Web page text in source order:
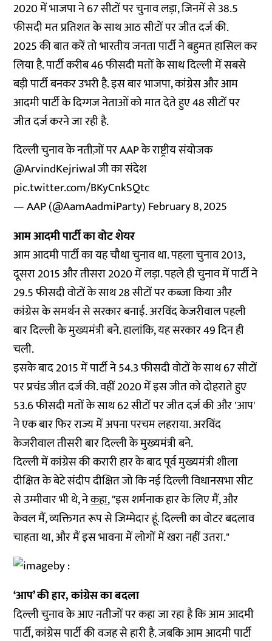
2020 में भाजपा ने 67 सीटों पर चुनाव लड़ा, जिनमें से 38.5
फीसदी मत प्रतिशत के साथ आठ सीटों पर जीत दर्ज की.
2025 की बात करें तो भारतीय जनता पार्टी ने बहुमत हासिल कर
लिया है. पार्टी करीब 46 फीसदी मतों के साथ दिल्ली में सबसे
बड़ी पार्टी बनकर उभरी है. इस बार भाजपा, कांग्रेस और आम
आदमी पार्टी के दिग्गज नेताओं को मात देते हुए 48 सीटों पर
जीत दर्ज करने जा रही है.
दिल्ली चुनाव के नतीज़ों पर AAP के राष्ट्रीय संयोजक
@ArvindKejriwalजी का संदेश
pic.twitter.com/BKyCnkSQtc
— AAP (@AamAadmiParty)February 8, 2025
आम आदमी पार्टी का वोट शेयर
आम आदमी पार्टी का यह चौथा चुनाव था. पहला चुनाव 2013,
दूसरा 2015 और तीसरा 2020 में लड़ा. पहले ही चुनाव में पार्टी ने
29.5 फीसदी वोटों के साथ 28 सीटों पर कब्जा किया और
कांग्रेस के समर्थन से सरकार बनाई. अरविंद केजरीवाल पहली
बार दिल्ली के मुख्यमंत्री बने. हालांकि, यह सरकार 49 दिन ही
चली.
इसके बाद 2015 में पार्टी ने 54.3 फीसदी वोटों के साथ 67 सीटों
पर प्रचंड जीत दर्ज की. वहीं 2020 में इस जीत को दोहराते हुए
53.6 फीसदी मतों के साथ 62 सीटों पर जीत दर्ज की और 'आप'
ने एक बार फिर राज्य में अपना परचम लहराया. अरविंद
केजरीवाल तीसरी बार दिल्ली के मुख्यमंत्री बने.
दिल्ली में कांग्रेस की करारी हार के बाद पूर्व मुख्यमंत्री शीला
दीक्षित के बेटे संदीप दीक्षित जो कि नई दिल्ली विधानसभा सीट
से उम्मीवार भी थे, नेकहा, "इस शर्मनाक हार के लिए मैं, और
केवल मैं, व्यक्तिगत रूप से जिम्मेदार हूं. दिल्ली का वोटर बदलाव
चाहता था, और मैं इस भावना में लोगों में खरा नहीं उतरा."
‘आप’ की हार, कांग्रेस का बदला
दिल्ली चुनाव के आए नतीजों पर कहा जा रहा है कि आम आदमी
पार्टी, कांग्रेस पार्टी की वजह से हारी है. जबकि आम आदमी पार्टी